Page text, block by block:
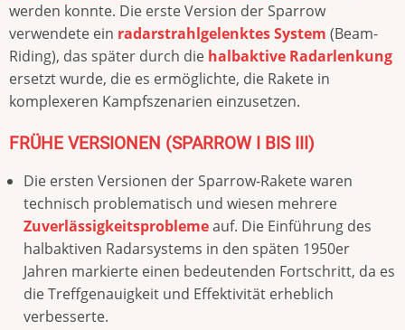
werden konnte. Die erste Version der Sparrow
verwendete ein radarstrahlgelenktes System (Beam-
Riding), das später durch die halbaktive Radarlenkung
ersetzt wurde, die es ermöglichte, die Rakete in
komplexeren Kampfszenarien einzusetzen.
FRÜHE VERSIONEN (SPARROW I BIS III)
Die ersten Versionen der Sparrow-Rakete waren
technisch problematisch und wiesen mehrere
Zuverlässigkeitsproblemeauf. Die Einführung des
halbaktiven Radarsystems in den späten 1950er
Jahren markierte einen bedeutenden Fortschritt, da es
die Treffgenauigkeit und Effektivität erheblich
verbesserte.